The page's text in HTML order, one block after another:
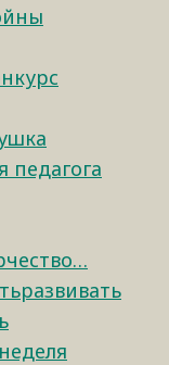
педагога